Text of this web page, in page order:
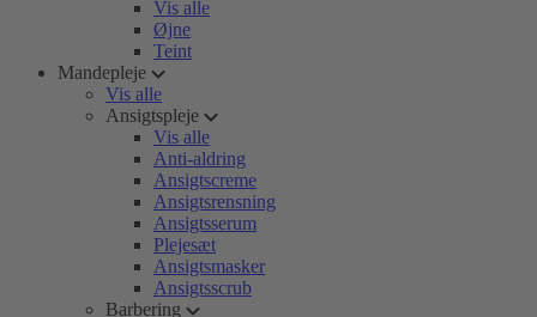
Vis alle
Øjne
Teint
Mandepleje
Vis alle
Ansigtspleje
Vis alle
Anti-aldring
Ansigtscreme
Ansigtsrensning
Ansigtsserum
Plejesæt
Ansigtsmasker
Ansigtsscrub
Barbering